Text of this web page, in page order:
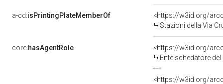
a-cd:isPrintingPlateMemberOf
<https://w3id.org/
Stazioni della Via
core:hasAgentRole
<https://w3id.org/
Ente schedatore
<https://w3id.org/